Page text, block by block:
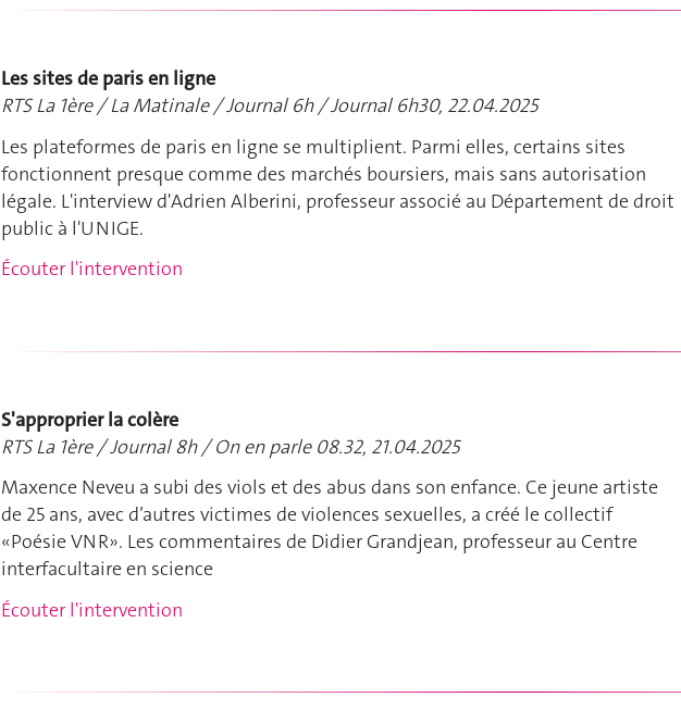
Les sites de paris en ligne
RTS La 1ère / La Matinale / Journal 6h / Journal 6h30, 22.04.2025
Les plateformes de paris en ligne se multiplient. Parmi elles, certains sites
fonctionnent presque comme des marchés boursiers, mais sans autorisation
légale. L'interview d'Adrien Alberini, professeur associé au Département de droit
public à l'UNIGE.
Écouter l'intervention
S'approprier la colère
RTS La 1ère / Journal 8h / On en parle 08.32, 21.04.2025
Maxence Neveu a subi des viols et des abus dans son enfance. Ce jeune artiste
de 25 ans, avec d’autres victimes de violences sexuelles, a créé le collectif
«Poésie VNR». Les commentaires de Didier Grandjean, professeur au Centre
interfacultaire en science
Écouter l'intervention